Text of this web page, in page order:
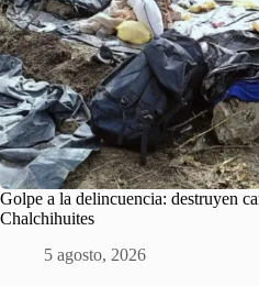
Golpe a la delincuencia: destruyen
Chalchihuites
5 agosto, 2026